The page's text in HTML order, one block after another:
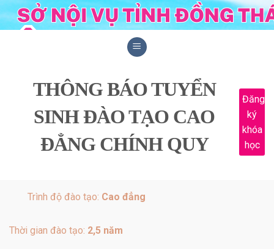
Skip
to
THÔNG BÁO TUYỂN
SINH ĐÀO TẠO CAO
ĐẲNG CHÍNH QUY
Đăng
ký
khóa
học
Trình độ đào tạo: Cao đẳng
Thời gian đào tạo: 2,5 năm